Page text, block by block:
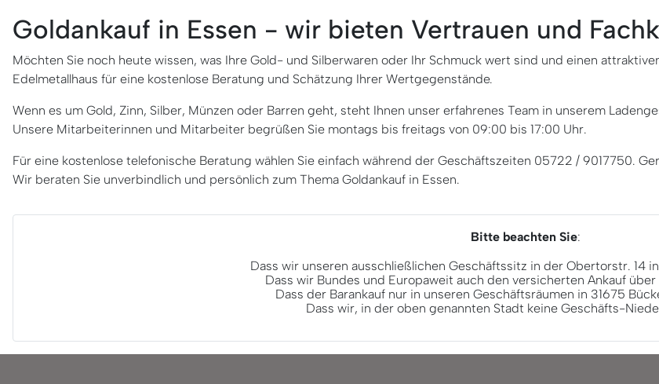
Goldankauf in Essen - wir bieten Vertrauen und
Möchten Sie noch heute wissen, was Ihre Gold- und Silberwaren oder Ihr Schmuck wert sind und einen
Edelmetallhaus für eine kostenlose Beratung und Schätzung Ihrer Wertgegenstände.
Wenn es um Gold, Zinn, Silber, Münzen oder Barren geht, steht Ihnen unser erfahrenes Team in unserem
Unsere Mitarbeiterinnen und Mitarbeiter begrüßen Sie montags bis freitags von 09:00 bis 17:00 Uhr.
Für eine kostenlose telefonische Beratung wählen Sie einfach während der Geschäftszeiten 05722 / 9017750.
Wir beraten Sie unverbindlich und persönlich zum Thema Goldankauf in Essen.
Bitte beachten Sie:
Dass wir unseren ausschließlichen Geschäftssitz in der Obertorstr. 14
Dass wir Bundes und Europaweit auch den versicherten Ankauf
Dass der Barankauf nur in unseren Geschäftsräumen in 31675
Dass wir, in der oben genannten Stadt keine Geschäfts-